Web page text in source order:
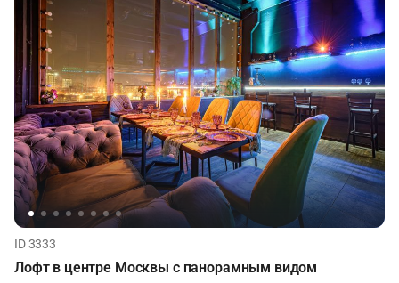
ID 3333
Лофт в центре Москвы с панорамным видом